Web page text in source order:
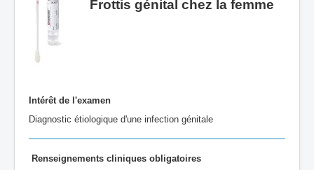
Frottis génital chez la femme
Intérêt de l'examen
Diagnostic étiologique d'une infection génitale
Renseignements cliniques obligatoires